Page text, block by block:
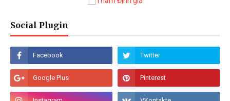
Social Plugin